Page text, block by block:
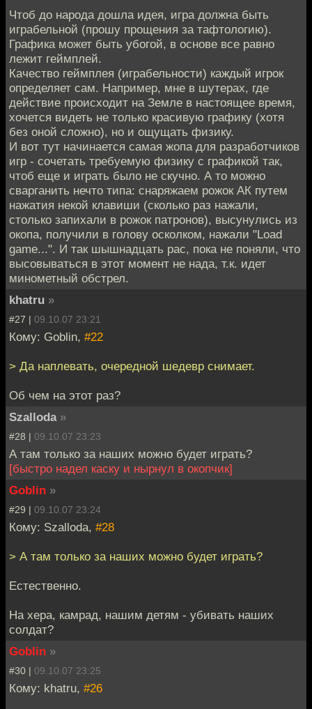
Чтоб до народа дошла идея, игра должна быть
играбельной (прошу прощения за тафтологию).
Графика может быть убогой, в основе все равно
лежит геймплей.
Качество геймплея (играбельности) каждый игрок
определяет сам. Например, мне в шутерах, где
действие происходит на Земле в настоящее время,
хочется видеть не только красивую графику (хотя
без оной сложно), но и ощущать физику.
И вот тут начинается самая жопа для разработчиков
игр - сочетать требуемую физику с графикой так,
чтоб еще и играть было не скучно. А то можно
сварганить нечто типа: снаряжаем рожок АК путем
нажатия некой клавиши (сколько раз нажали,
столько запихали в рожок патронов), высунулись из
окопа, получили в голову осколком, нажали "Load
game...". И так шышнадцать рас, пока не поняли, что
высовываться в этот момент не нада, т.к. идет
минометный обстрел.
khatru »
#27 | 09.10.07 23:21
Кому: Goblin, #22
> Да наплевать, очередной шедевр снимает.
Об чем на этот раз?
Szalloda »
#28 | 09.10.07 23:23
А там только за наших можно будет играть?
[быстро надел каску и нырнул в окопчик]
Goblin »
#29 | 09.10.07 23:24
Кому: Szalloda, #28
> А там только за наших можно будет играть?
Естественно.
На хера, камрад, нашим детям - убивать наших
солдат?
Goblin »
#30 | 09.10.07 23:25
Кому: khatru, #26